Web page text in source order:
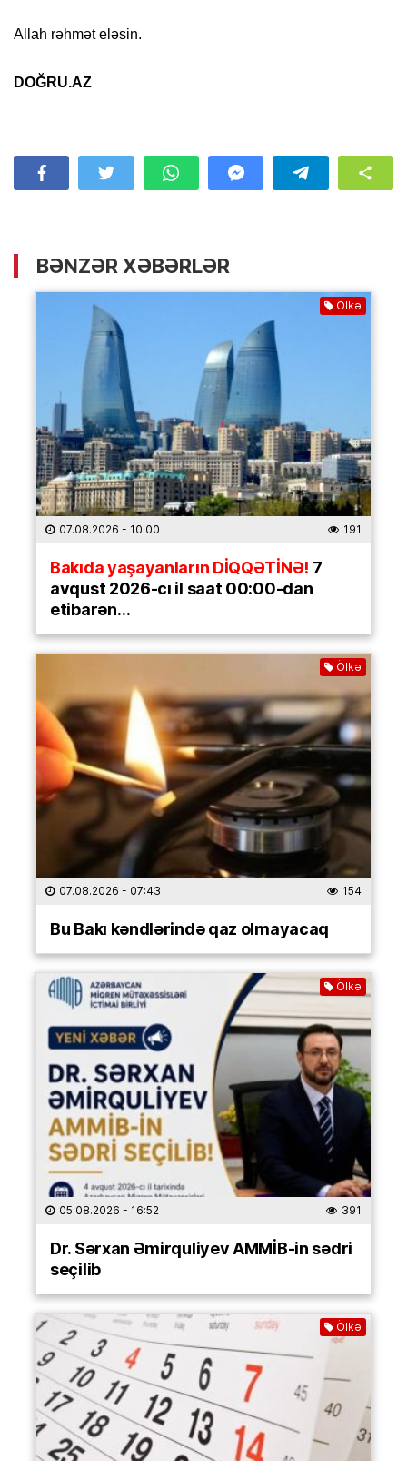
Allah rəhmət eləsin.
DOĞRU.AZ
BƏNZƏR XƏBƏRLƏR
Ölkə
07.08.2026 - 10:00 191
Bakıda yaşayanların DİQQƏTİNƏ! 7
avqust 2026-cı il saat 00:00-dan
etibarən…
Ölkə
07.08.2026 - 07:43 154
Bu Bakı kəndlərində qaz olmayacaq
Ölkə
05.08.2026 - 16:52 391
Dr. Sərxan Əmirquliyev AMMİB-in sədri
seçilib
Ölkə